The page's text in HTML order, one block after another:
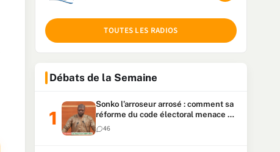
TOUTES LES RADIOS
Débats de la Semaine
Sonko l’arroseur arrosé : comment sa
réforme du code électoral menace sa
candidature
46